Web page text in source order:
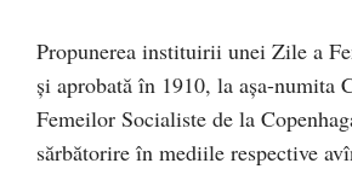
Propunerea instituirii unei Zile a
şi aprobată în 1910, la aşa-numita
Femeilor Socialiste de la
sărbătorire în mediile respective